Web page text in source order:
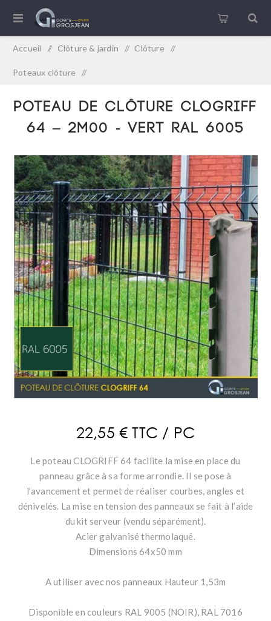
Accueil / Clôture & jardin / Clôture /
Poteaux clôture /
POTEAU DE CLÔTURE CLOGRIFF 64 – 2M00 - VERT RAL
6005
POTEAU DE CLÔTURE CLOGRIFF
64 – 2M00 - VERT RAL 6005
22,55 € TTC / PC
Le poteau CLOGRIFF 64 facilite la mise en place du
panneau grâce à sa forme arrondie. Il se pose à
l’avancement et permet de réaliser courbes, angles et
dénivelés. La mise en tension des panneaux se fait à l’aide
du kit serveur (vendu séparément).
Acier galvanisé thermolaqué.
Dimensions 64x50 mm
A utiliser avec nos panneaux Hauteur 1,53m
Disponible en couleurs RAL 9005 (NOIR), RAL 7016